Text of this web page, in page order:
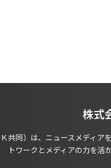
株式
共同）は、ニュースメディ
トワークとメディアの力を活